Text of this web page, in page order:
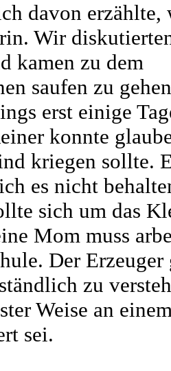
davon erzählte,
Wir
kamen zu dem
saufen zu
erst einige
konnte
kriegen sollte.
es nicht
sich um das
Mom muss
Der Erzeuger
zu
Weise an
sei.